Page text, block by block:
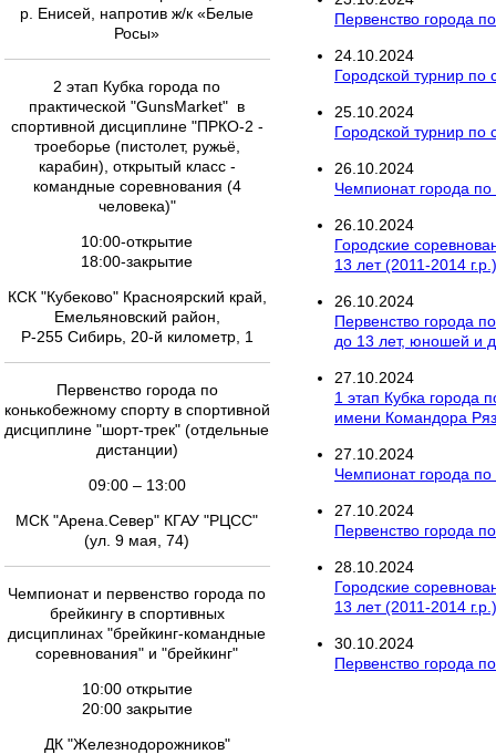
р. Енисей, напротив ж/к «Белые
Росы»
2 этап Кубка города по
практической "GunsMarket" в
спортивной дисциплине "ПРКО-2 -
троеборье (пистолет, ружьё,
карабин), открытый класс -
командные соревнования (4
человека)"
10:00-открытие
18:00-закрытие
КСК "Кубеково" Красноярский край,
Емельяновский район,
Р-255 Сибирь, 20-й километр, 1
Первенство города по
конькобежному спорту в спортивной
дисциплине "шорт-трек" (отдельные
дистанции)
09:00 – 13:00
МСК "Арена.Север" КГАУ "РЦСС"
(ул. 9 мая, 74)
Чемпионат и первенство города по
брейкингу в спортивных
дисциплинах "брейкинг-командные
соревнования" и "брейкинг"
10:00 открытие
20:00 закрытие
ДК "Железнодорожников"
Первенство города
24.10.2024
Городской турнир по
25.10.2024
Городской турнир по
26.10.2024
Чемпионат города
26.10.2024
Городские
13 лет (2011-2014
26.10.2024
Первенство города
до 13 лет, юношей и
27.10.2024
1 этап Кубка города
имени Командора
27.10.2024
Чемпионат города
27.10.2024
Первенство города
28.10.2024
Городские
13 лет (2011-2014
30.10.2024
Первенство города